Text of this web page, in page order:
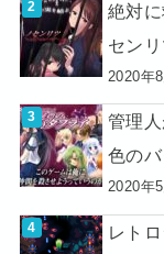
絶対
セン
2020年
管理
色の
2020年
レト